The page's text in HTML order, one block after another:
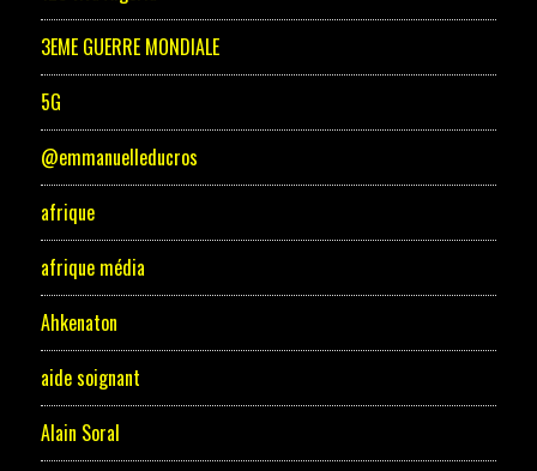
3EME GUERRE MONDIALE
5G
@emmanuelleducros
afrique
afrique média
Ahkenaton
aide soignant
Alain Soral